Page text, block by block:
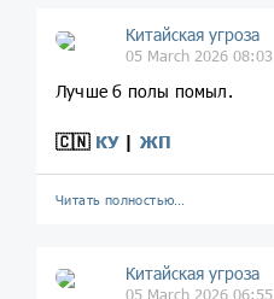
Китайская угроза
05 March 2026 08:03
Лучше б полы помыл.
🇨🇳 КУ| ЖП
Читать полностью…
Китайская угроза
05 March 2026 06:55